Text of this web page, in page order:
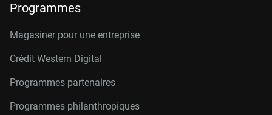
Programmes
Magasiner pour une entreprise
Crédit Western Digital
Programmes partenaires
Programmes philanthropiques